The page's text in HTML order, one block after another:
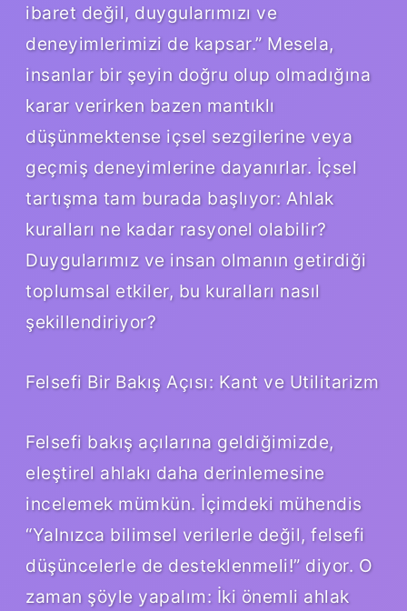
ibaret değil, duygularımızı ve
deneyimlerimizi de kapsar.” Mesela,
insanlar bir şeyin doğru olup olmadığına
karar verirken bazen mantıklı
düşünmektense içsel sezgilerine veya
geçmiş deneyimlerine dayanırlar. İçsel
tartışma tam burada başlıyor: Ahlak
kuralları ne kadar rasyonel olabilir?
Duygularımız ve insan olmanın getirdiği
toplumsal etkiler, bu kuralları nasıl
şekillendiriyor?
Felsefi Bir Bakış Açısı: Kant ve Utilitarizm
Felsefi bakış açılarına geldiğimizde,
eleştirel ahlakı daha derinlemesine
incelemek mümkün. İçimdeki mühendis
“Yalnızca bilimsel verilerle değil, felsefi
düşüncelerle de desteklenmeli!” diyor. O
zaman şöyle yapalım: İki önemli ahlak